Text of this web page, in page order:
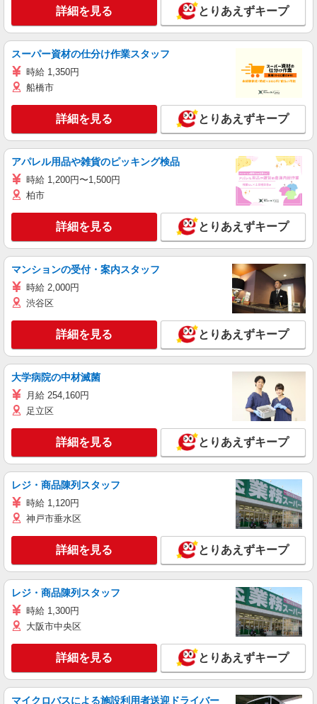
詳細を見る とりあえずキープ
スーパー資材の仕分け作業スタッフ
時給 1,350円
船橋市
詳細を見る とりあえずキープ
アパレル用品や雑貨のピッキング検品
時給 1,200円〜1,500円
柏市
詳細を見る とりあえずキープ
マンションの受付・案内スタッフ
時給 2,000円
渋谷区
詳細を見る とりあえずキープ
大学病院の中材滅菌
月給 254,160円
足立区
詳細を見る とりあえずキープ
レジ・商品陳列スタッフ
時給 1,120円
神戸市垂水区
詳細を見る とりあえずキープ
レジ・商品陳列スタッフ
時給 1,300円
大阪市中央区
詳細を見る とりあえずキープ
マイクロバスによる施設利用者送迎ドライバー